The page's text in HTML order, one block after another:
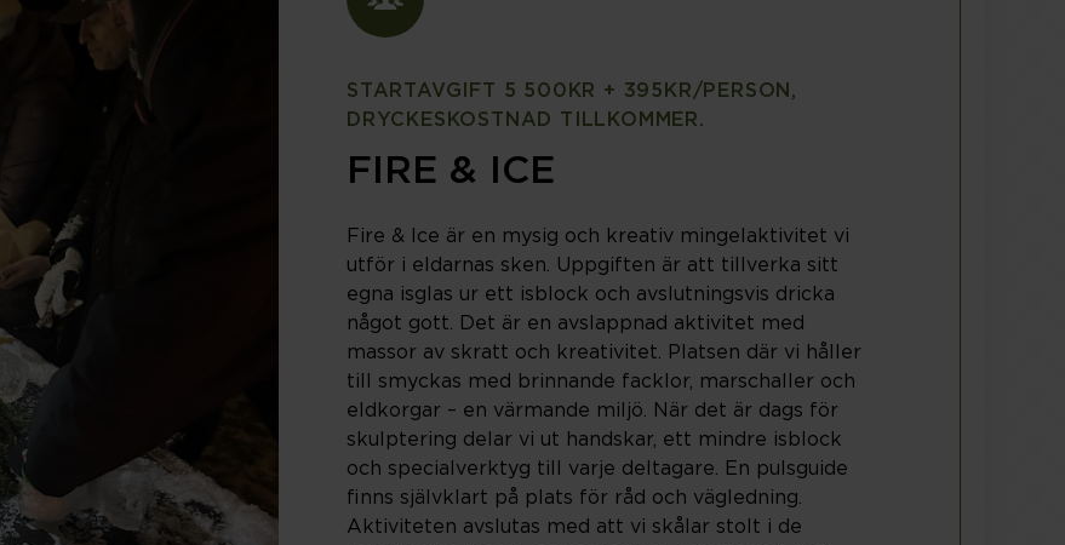
Lediga tjänster
BOKA
STARTAVGIFT 5 500KR + 395KR/PERSON,
DRYCKESKOSTNAD TILLKOMMER.
FIRE & ICE
Fire & Ice är en mysig och kreativ mingelaktivitet vi
utför i eldarnas sken. Uppgiften är att tillverka sitt
egna isglas ur ett isblock och avslutningsvis dricka
något gott. Det är en avslappnad aktivitet med
massor av skratt och kreativitet. Platsen där vi håller
till smyckas med brinnande facklor, marschaller och
eldkorgar – en värmande miljö. När det är dags för
skulptering delar vi ut handskar, ett mindre isblock
och specialverktyg till varje deltagare. En pulsguide
finns självklart på plats för råd och vägledning.
Aktiviteten avslutas med att vi skålar stolt i de